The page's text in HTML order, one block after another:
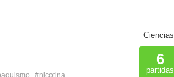
#nicotina
Ciencias
6
partidas